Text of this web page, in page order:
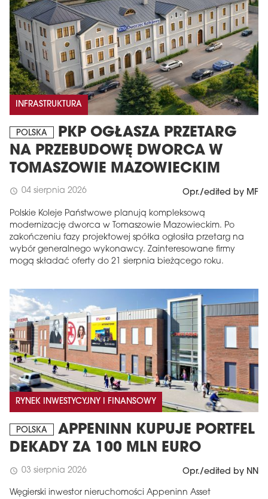
INFRASTRUKTURA
POLSKA
PKP OGŁASZA PRZETARG
NA PRZEBUDOWĘ DWORCA W
TOMASZOWIE MAZOWIECKIM
schedule 04 sierpnia 2026 Opr./edited by MF
Polskie Koleje Państwowe planują kompleksową
modernizację dworca w Tomaszowie Mazowieckim. Po
zakończeniu fazy projektowej spółka ogłosiła przetarg na
wybór generalnego wykonawcy. Zainteresowane firmy
mogą składać oferty do 21 sierpnia bieżącego roku.
RYNEK INWESTYCYJNY I FINANSOWY
POLSKA
APPENINN KUPUJE PORTFEL
DEKADY ZA 100 MLN EURO
schedule 03 sierpnia 2026 Opr./edited by NN
Węgierski inwestor nieruchomości Appeninn Asset